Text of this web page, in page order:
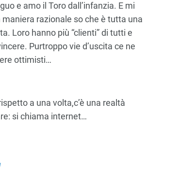
e amo il Toro dall’infanzia. E mi
razionale so che è tutta una
Loro hanno più “clienti” di tutti e
Purtroppo vie d’uscita ce ne
ottimisti…
a una volta,c’è una realtà
si chiama internet…